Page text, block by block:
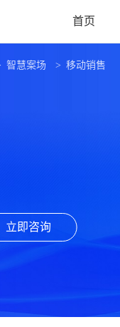
首页
立即咨询
智慧案场 移动销售